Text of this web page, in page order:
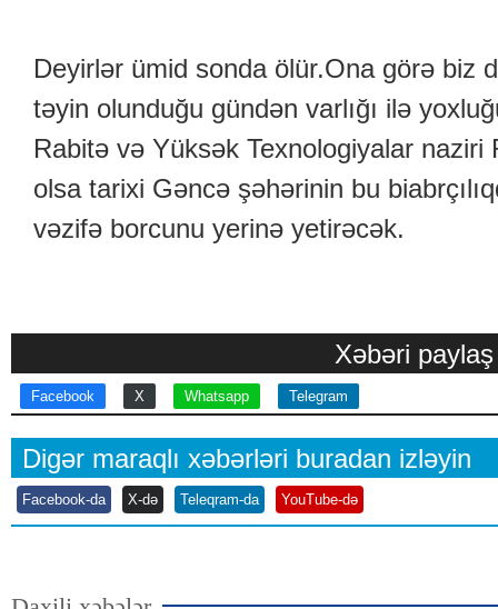
Deyirlər ümid sonda ölür.Ona görə biz
təyin olunduğu gündən varlığı ilə
Rabitə və Yüksək Texnologiyalar
olsa tarixi Gəncə şəhərinin bu
vəzifə borcunu yerinə yetirəcək.
Xəbəri paylaş
Facebook X Whatsapp Telegram
Digər maraqlı xəbərləri buradan izləyin
Facebook-da X-də Teleqram-da YouTube-də